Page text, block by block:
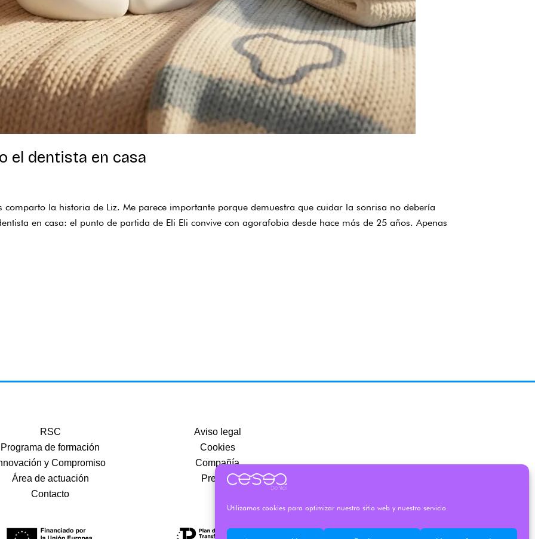
Utilizamos cookies para optimizar nuestro sitio web y nuestro servicio.
el dentista en casa
comparto la historia de Liz. Me parece importante porque demuestra que cuidar la sonrisa no debería
en casa: el punto de partida de Eli Eli convive con agorafobia desde hace más de 25 años. Apenas
RSC
Programa de formación
y Compromiso
Área de actuación
Contacto
Aviso legal
Cookies
Compañía
Precios